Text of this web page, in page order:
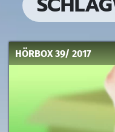
HÖRBOX 39/ 2017